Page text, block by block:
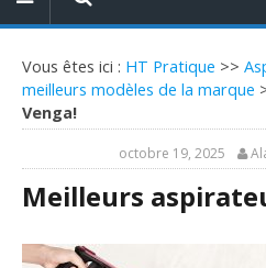
Vous êtes ici : HT Pratique >>
meilleurs modèles de la marque
Venga!
octobre 19, 2025
Meilleurs